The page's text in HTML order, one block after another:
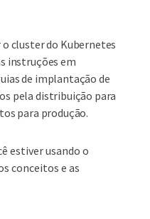
o cluster do Kubernetes
instruções em
de implantação de
pela distribuição para
para produção.
estiver usando o
conceitos e as